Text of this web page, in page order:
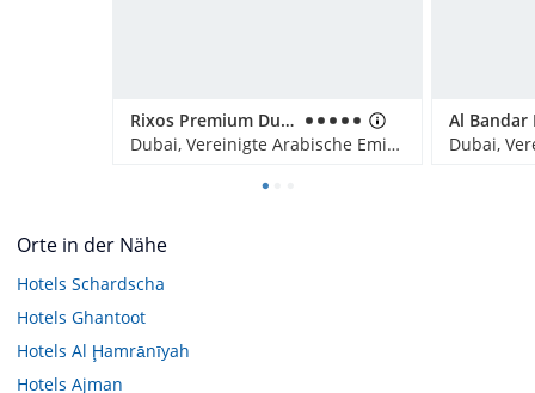
Rixos Premium Dubai JBR
Dubai, Vereinigte Arabische Emirate
Orte in der Nähe
Hotels Schardscha
Hotels Ghantoot
Hotels Al Ḩamrānīyah
Hotels Ajman